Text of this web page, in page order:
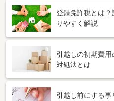
登録免許税とは？
りやすく解説
引越しの初期費
対処法とは
引越し前にする